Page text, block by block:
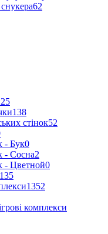
62
25
138
стінок52
- Бук0
- Сосна2
- Цветной0
135
1352
комплекси